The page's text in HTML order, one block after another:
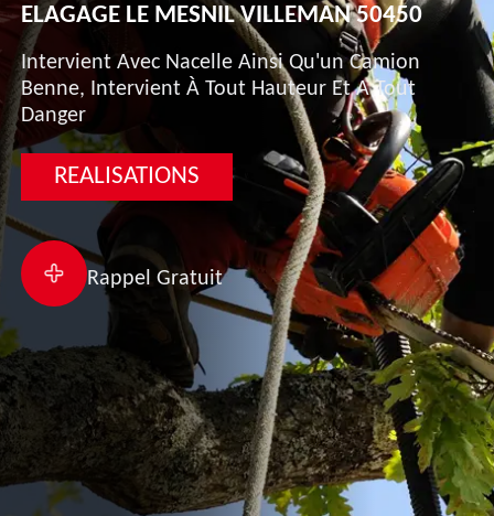
ELAGAGE LE MESNIL VILLEMAN 50450
Intervient Avec Nacelle Ainsi Qu'un Camion
Benne, Intervient À Tout Hauteur Et A Tout
Danger
REALISATIONS
Rappel Gratuit